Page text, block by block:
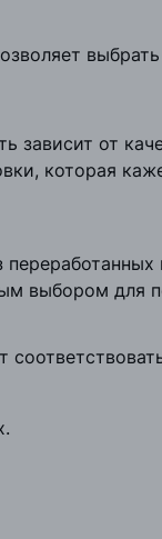
зависит от
которая
выбором для